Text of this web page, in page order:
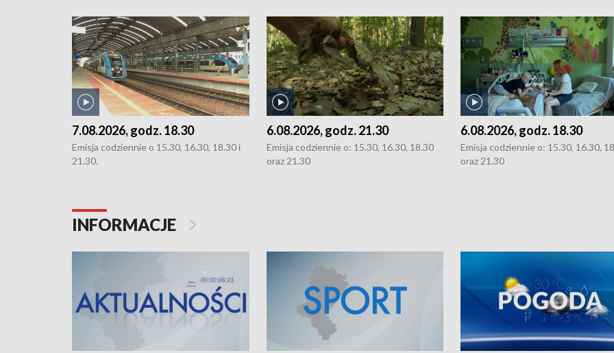
7.08.2026, godz. 18.30
Emisja codziennie o 15.30, 16.30, 18.30 i
21.30.
6.08.2026, godz. 21.30
Emisja codziennie o: 15.30, 16.30, 18.30
oraz 21.30
6.08.2026, godz. 18.30
Emisja codziennie o: 15.30, 16.30,
oraz 21.30
INFORMACJE